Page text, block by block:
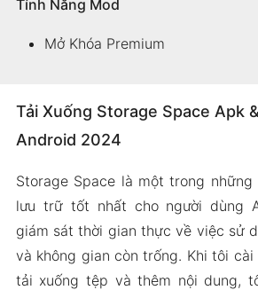
Tính Năng Mod
Mở Khóa Premium
Tải Xuống Storage Space Apk
Android 2024
Storage Space là một trong
lưu trữ tốt nhất cho người dùng
giám sát thời gian thực về việc sử
và không gian còn trống. Khi tôi
tải xuống tệp và thêm nội dung,